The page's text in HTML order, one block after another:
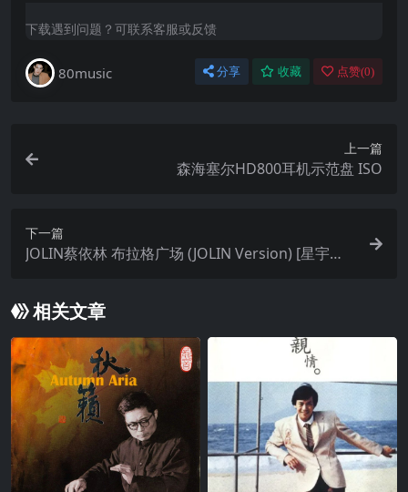
下载遇到问题？可联系客服或反馈
80music 分享 收藏 点赞(0)
上一篇
森海塞尔HD800耳机示范盘 ISO
下一篇
JOLIN蔡依林 布拉格广场 (JOLIN Version) [星宇航
8kHz
相关文章